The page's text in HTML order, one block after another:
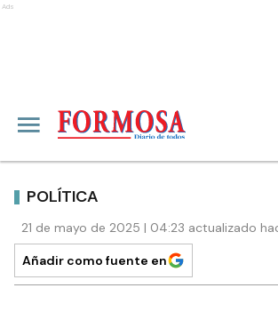
Ads
POLÍTICA
21 de mayo de 2025 | 04:23 actualizado
Añadir como fuente en